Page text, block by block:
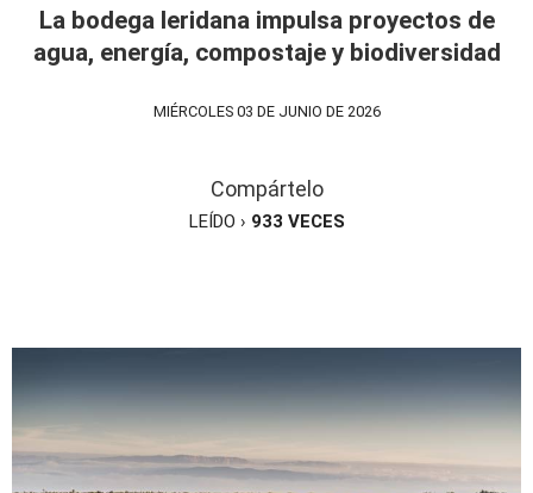
La bodega leridana impulsa proyectos de
agua, energía, compostaje y biodiversidad
MIÉRCOLES 03 DE JUNIO DE 2026
Compártelo
LEÍDO › 933 VECES